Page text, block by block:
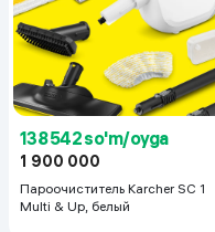
138 542 so'm/oyga
1 900 000
Пароочиститель Karcher SC 1
Multi & Up, белый